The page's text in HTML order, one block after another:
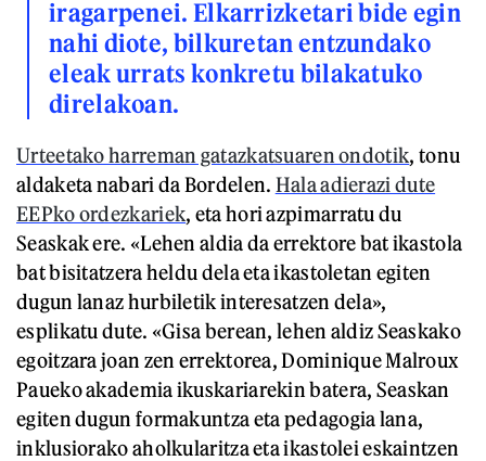
iragarpenei. Elkarrizketari bide egin
nahi diote, bilkuretan entzundako
eleak urrats konkretu bilakatuko
direlakoan.
Urteetako harreman gatazkatsuaren ondotik, tonu
aldaketa nabari da Bordelen. Hala adierazi dute
EEPko ordezkariek, eta hori azpimarratu du
Seaskak ere. «Lehen aldia da errektore bat ikastola
bat bisitatzera heldu dela eta ikastoletan egiten
dugun lanaz hurbiletik interesatzen dela»,
esplikatu dute. «Gisa berean, lehen aldiz Seaskako
egoitzara joan zen errektorea, Dominique Malroux
Paueko akademia ikuskariarekin batera, Seaskan
egiten dugun formakuntza eta pedagogia lana,
inklusiorako aholkularitza eta ikastolei eskaintzen